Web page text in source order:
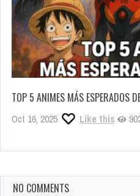
TOP 5 ANIMES MÁS ESPERADOS
Oct 16, 2025 Like this
NO COMMENTS